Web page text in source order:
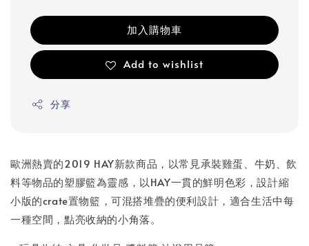
加入購物車
Add to wishlist
分享
歐洲熱賣的2019 HAY新款商品，以常見承裝雞蛋、牛奶、飲
料等物品的塑膠籃為靈感，以HAY一貫的鮮明色彩，設計縮
小版的crate置物籃，可混搭堆疊的便利設計，適合生活中每
一種空間，點亮收納的小角落。